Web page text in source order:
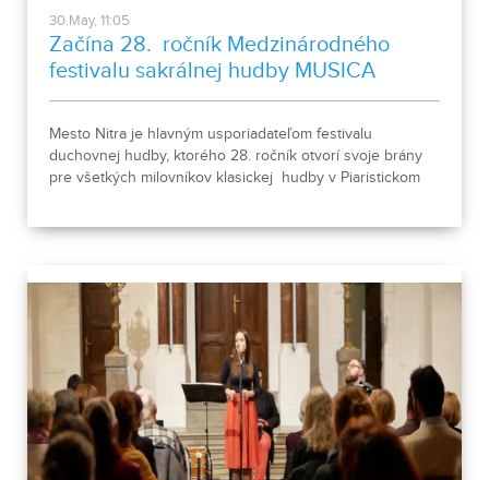
30.May, 11:05
Začína 28. ročník Medzinárodného
festivalu sakrálnej hudby MUSICA
SACRA 2018
Mesto Nitra je hlavným usporiadateľom festivalu
duchovnej hudby, ktorého 28. ročník otvorí svoje brány
pre všetkých milovníkov klasickej hudby v Piaristickom